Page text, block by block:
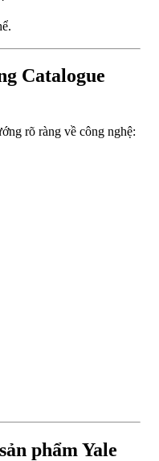
Catalogue
rõ ràng về công nghệ:
phẩm Yale